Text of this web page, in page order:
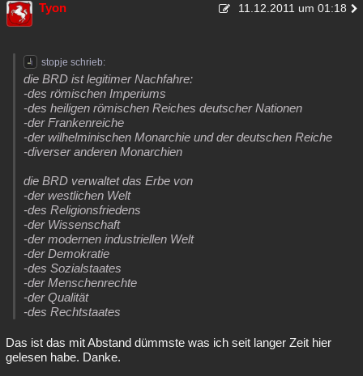
Tyon 11.12.2011 um 01:18
stopje schrieb:
die BRD ist legitimer Nachfahre:
-des römischen Imperiums
-des heiligen römischen Reiches deutscher Nationen
-der Frankenreiche
-der wilhelminischen Monarchie und der deutschen Reiche
-diverser anderen Monarchien
die BRD verwaltet das Erbe von
-der westlichen Welt
-des Religionsfriedens
-der Wissenschaft
-der modernen industriellen Welt
-der Demokratie
-des Sozialstaates
-der Menschenrechte
-der Qualität
-des Rechtstaates
Das ist das mit Abstand dümmste was ich seit langer Zeit hier
gelesen habe. Danke.